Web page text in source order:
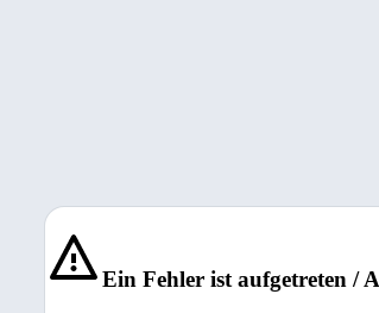
Ein Fehler ist aufgetreten /